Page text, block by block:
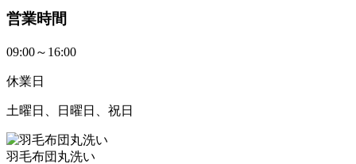
営業時間
09:00～16:00
休業日
土曜日、日曜日、祝日
羽毛布団丸洗い